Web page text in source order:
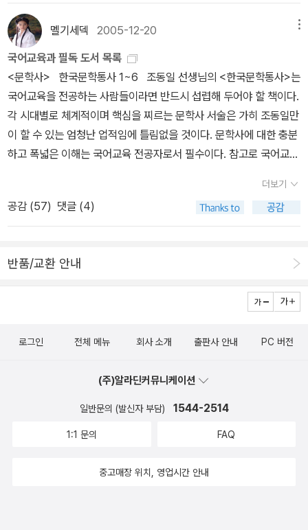
류를 해왔지만, 근대화와 냉전을 겪으며 그 교류가 끊어졌다. 현대 동
아시아가 위치한 지적 기반을 확인하기 위해서는 서로의 좋은 책을
읽는 일이 시급하다'고 사업의 의미를 설명했다. 김언호 회장은 이날
대회 개회사에서 '책은 공유됨으로써 빛난다. 100권의 책 프로그램은
세계 출판계에 새로운 문제의식을 던져줄 것'이라고 말했다.100권의
책에 포함된 한국 도서 26권은 <백범일지> <뜻으로 본 한국역사>
<한국의학사> 등 3권을 제외하고는 모두 1970년대 이후에 출간된
책이다. 한경구 서울대 자유전공학부 교수(동아시아출판인회의 저작
돌이를 거치며 산업적 토대를 구축한 한국 출판계가 본격적 인문 단
행본 출판을 시작한 시기'라고 설명했다. 한 교수는 이 밖에 ▦상업성
보다 한국 사회에 지적ㆍ사회적 영향을 끼친 책 ▦한국적 특성을 드
전문적이지 않은 책 등을 선정 기준으로 들었다.한국의 경우 2008년
운영해 왔다. 한 교수는 '모두가 만족하는 목록은 불가능했다. 숱한 토
다. 한국 선정 도서에는 이밖에 <한국 음악사> <한국 근대 문예비평
옛 그림 읽기의 즐거움> 등 철학, 사회, 예술에 대한 현대의 저술이 다
고려대 명예교수의 에세이 <풍경과 마음>이다.26권 가운데는 정치
기관인 한국문학번역원의 지원을 받아 한국을 대표하는 책으로 해외
는 장을 대상으로 하였기 때문에, 또 하우저, 헤겔, 루카치 이후에, 김
현-김윤식 이후에 쓰여진 것이기 때문에, 방법론적 의식과 긴장이 뚜
렷이 보여서 읽는재미가 있다.사실 하우저보다는 조동일 선생에게 더
관심이 많고, 조동일 선생의 역사에 대한, 세계에 대한 감각이나 이론
과 대결해보고 싶은 마음이 있다. 내가 연구해보고 싶은 문학사가는
조동일과 김윤식인데, 내가 학부 다닐때 이 두분 모두 강의를 하셨지
만, 어찌된 일인지 내가 수업을 들을 때마다, 연구년이네 뭐네 해서 한
번도 직접 수업을 들을 기회는 없었다. 물론 특강 형식은 꽤나 좇아다
니기는 했지만. 한 학기 동안 꾸준히 선생님을 뵙고 수업을 들은 적은
없어서, 더욱 나에게는 '신화'같이 남아있는 분들이다. (특강 형식과
수업은 전혀 다른 분위기다. 특강은 신경림, 고은 등도 하는 것이고,
있겠지라고 자위해 본다. 조동일 선생은 주지하듯, 공간적으로 또 시
도 건드리며, 계속 '헤겔'과의 투쟁을 하고 있다. 정확히 조동일 선생
의 입장이나 관점을 명확히 알고 있지는 않다. 그래서, 더욱 공부해보
고 싶은 마음이 드는 '대상'으로서의 조동일 선생이다.
멜기세덱 2005-12-20
국어교육과 필독 도서 목록
<문학사> 한국문학통사 1~6 조동일 선생님의 <한국문학통사>는
국어교육을 전공하는 사람들이라면 반드시 섭렵해 두어야 할 책이다.
각 시대별로 체계적이며 핵심을 찌르는 문학사 서술은 가히 조동일만
이 할 수 있는 엄청난 업적임에 틀림없을 것이다. 문학사에 대한 충분
하고 폭넓은 이해는 국어교육 전공자로서 필수이다. 참고로 국어교육
학년 방학때 큰 맘 먹고 읽는 것이 바람직하다. 한국문학사 김윤식
교수와 김현 교수의 업적이다. 한국 현대문학사가 체계적으로 기술되
어 있으며, 현대문학사의 정론이라 할 수 있다. 반드시 읽어야할 책임
있는 책. 한국현대시문학사 젊은 비평가들의 업적이다. 가장 최근
에 나온 책으로 현대시문학사를 쉽게 정리해 볼 수 있다. 하지만 비판
적으로 읽어내는 것이 필요하다. 이들의 말이 정론이라고 하기에는
에 대해 장르별 접근으로, 간략한 설명들이 들어있다. 기본서로서 한
구비문학에 대한 체계적인 서술과 쉬운 설명, 구체적인 자료제시 등
이 돋보인다. 각 분야의 최고 권위자들이 함께 이루어낸 업적이다.
문학이론들이 이만큼 체계적으로 서술되어 있는 책이 거의 없다. 문
문학과 예술의 사회사 1~4 둘 말이 필요하지 않을 것이다. 문학과
더보기
공감 (57) 댓글 (4)
반품/교환 안내
로그인 전체 메뉴 회사 소개 출판사 안내 PC 버전
(주)알라딘커뮤니케이션
일반문의 (발신자 부담) 1544-2514
1:1 문의 FAQ
중고매장 위치, 영업시간 안내